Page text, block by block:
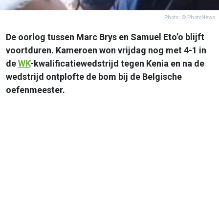
Photo: © PhotoNews
De oorlog tussen Marc Brys en Samuel Eto’o blijft
voortduren. Kameroen won vrijdag nog met 4-1 in
deWK-kwalificatiewedstrijd tegen Kenia en na de
wedstrijd ontplofte de bom bij de Belgische
oefenmeester.